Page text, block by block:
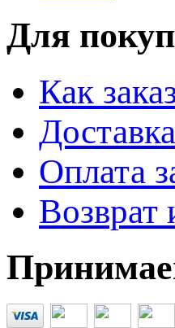
Для
Как
Доставка
Оплата
Возврат